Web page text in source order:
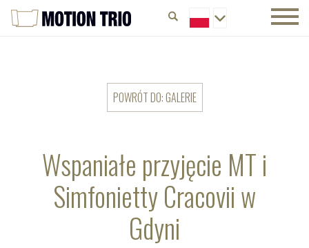
Wspaniałe przyjęcie MT i
Simfonietty Cracovii w
Gdyni
POWRÓT DO: GALERIE